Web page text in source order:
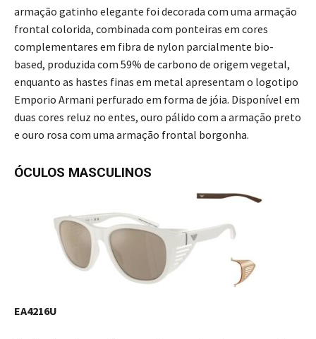
armação gatinho elegante foi decorada com uma armação
frontal colorida, combinada com ponteiras em cores
complementares em fibra de nylon parcialmente bio-
based, produzida com 59% de carbono de origem vegetal,
enquanto as hastes finas em metal apresentam o logotipo
Emporio Armani perfurado em forma de jóia. Disponível em
duas cores reluz no entes, ouro pálido com a armação preto
e ouro rosa com uma armação frontal borgonha.
ÓCULOS MASCULINOS
EA4216U